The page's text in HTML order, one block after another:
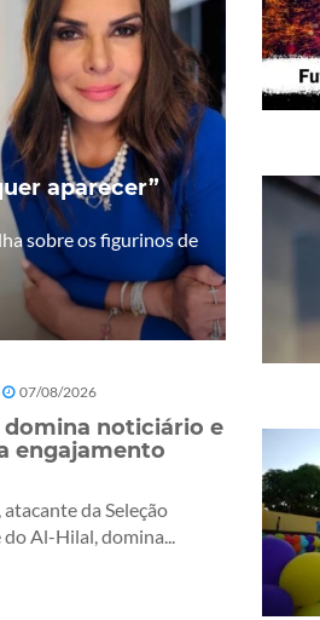
aparecer”
sobre os figurinos de
07/08/2026
domina noticiário e
engajamento
atacante da Seleção
do Al-Hilal, domina...